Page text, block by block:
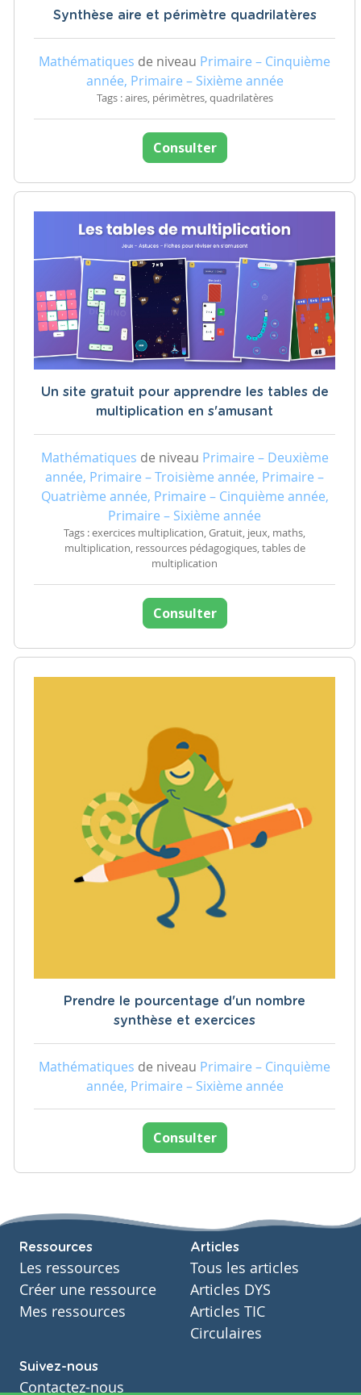
Synthèse aire et périmètre quadrilatères
Mathématiques de niveau Primaire – Cinquième
année, Primaire – Sixième année
Tags : aires, périmètres, quadrilatères
Consulter
Un site gratuit pour apprendre les tables de
multiplication en s'amusant
Mathématiques de niveau Primaire – Deuxième
année, Primaire – Troisième année, Primaire –
Quatrième année, Primaire – Cinquième année,
Primaire – Sixième année
Tags : exercices multiplication, Gratuit, jeux, maths,
multiplication, ressources pédagogiques, tables de
multiplication
Consulter
Prendre le pourcentage d'un nombre
synthèse et exercices
Mathématiques de niveau Primaire – Cinquième
année, Primaire – Sixième année
Consulter
Ressources
Les ressources
Créer une ressource
Mes ressources
Articles
Tous les articles
Articles DYS
Articles TIC
Circulaires
Suivez-nous
Contactez-nous